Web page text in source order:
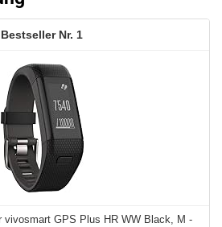
1
vivosmart GPS Plus HR WW Black, M -